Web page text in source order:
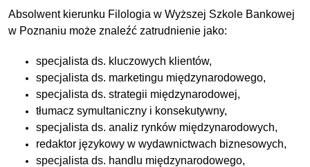
Absolwent kierunku Filologia w Wyższej Szkole Bankowej
w Poznaniu może znaleźć zatrudnienie jako:
specjalista ds. kluczowych klientów,
specjalista ds. marketingu międzynarodowego,
specjalista ds. strategii międzynarodowej,
tłumacz symultaniczny i konsekutywny,
specjalista ds. analiz rynków międzynarodowych,
redaktor językowy w wydawnictwach biznesowych,
specjalista ds. handlu międzynarodowego,